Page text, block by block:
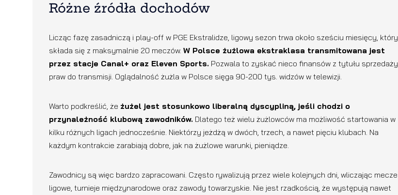
Różne źródła dochodów
Licząc fazę zasadniczą i play-off w PGE Ekstralidze, ligowy sezon trwa około sześciu miesięcy, który
składa się z maksymalnie 20 meczów.W Polsce żużlowa ekstraklasa transmitowana jest
przez stacje Canal+ oraz Eleven Sports. Pozwala to zyskać nieco finansów z tytułu sprzedaży
praw do transmisji. Oglądalność żużla w Polsce sięga 90-200 tys. widzów w telewizji.
Warto podkreślić, że żużel jest stosunkowo liberalną dyscypliną, jeśli chodzi o
przynależność klubową zawodników. Dlatego też wielu żużlowców ma możliwość startowania w
kilku różnych ligach jednocześnie. Niektórzy jeżdżą w dwóch, trzech, a nawet pięciu klubach. Na
każdym kontrakcie zarabiają dobre, jak na żużlowe warunki, pieniądze.
Zawodnicy są więc bardzo zapracowani. Często rywalizują przez wiele kolejnych dni, wliczając mecze
ligowe, turnieje międzynarodowe oraz zawody towarzyskie. Nie jest rzadkością, że występują nawet